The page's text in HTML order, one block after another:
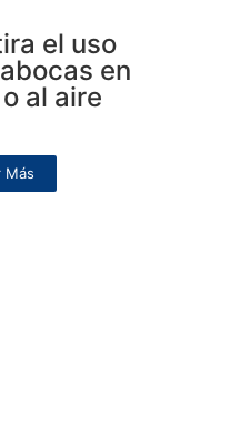
el uso
en
al aire
Más